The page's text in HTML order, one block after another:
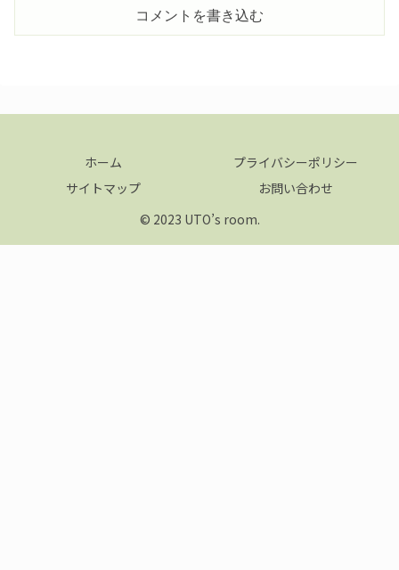
コメントを書き込む
ホーム
プライバシーポリシー
サイトマップ
お問い合わせ
© 2023 UTO’s room.